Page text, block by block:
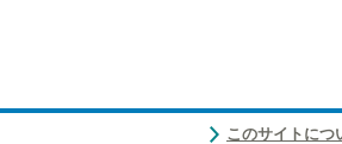
このサイトにつ